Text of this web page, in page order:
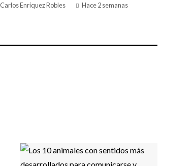
Carlos Enríquez Robles Hace 2 semanas